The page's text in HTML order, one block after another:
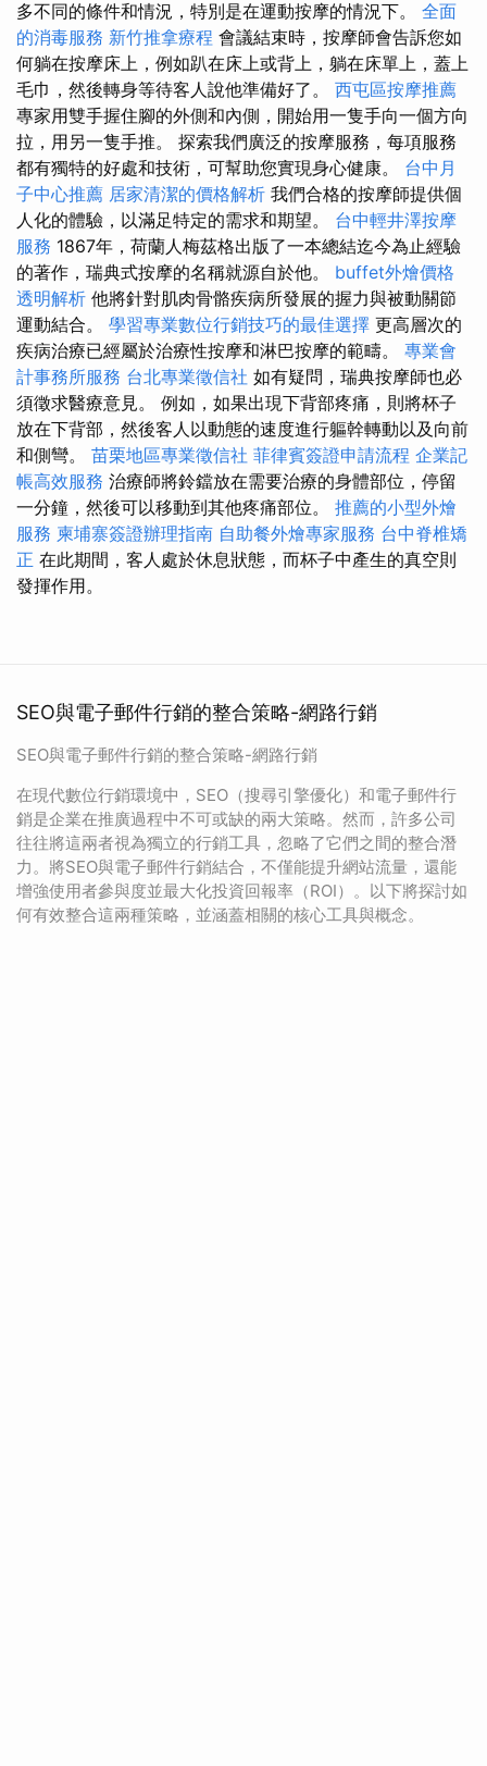
多不同的條件和情況，特別是在運動按摩的情況下。 全面
的消毒服務 新竹推拿療程 會議結束時，按摩師會告訴您如
何躺在按摩床上，例如趴在床上或背上，躺在床單上，蓋上
毛巾，然後轉身等待客人說他準備好了。 西屯區按摩推薦
專家用雙手握住腳的外側和內側，開始用一隻手向一個方向
拉，用另一隻手推。 探索我們廣泛的按摩服務，每項服務
都有獨特的好處和技術，可幫助您實現身心健康。 台中月
子中心推薦 居家清潔的價格解析 我們合格的按摩師提供個
人化的體驗，以滿足特定的需求和期望。 台中輕井澤按摩
服務 1867年，荷蘭人梅茲格出版了一本總結迄今為止經驗
的著作，瑞典式按摩的名稱就源自於他。 buffet外燴價格
透明解析 他將針對肌肉骨骼疾病所發展的握力與被動關節
運動結合。 學習專業數位行銷技巧的最佳選擇 更高層次的
疾病治療已經屬於治療性按摩和淋巴按摩的範疇。 專業會
計事務所服務 台北專業徵信社 如有疑問，瑞典按摩師也必
須徵求醫療意見。 例如，如果出現下背部疼痛，則將杯子
放在下背部，然後客人以動態的速度進行軀幹轉動以及向前
和側彎。 苗栗地區專業徵信社 菲律賓簽證申請流程 企業記
帳高效服務 治療師將鈴鐺放在需要治療的身體部位，停留
一分鐘，然後可以移動到其他疼痛部位。 推薦的小型外燴
服務 柬埔寨簽證辦理指南 自助餐外燴專家服務 台中脊椎矯
正 在此期間，客人處於休息狀態，而杯子中產生的真空則
發揮作用。
SEO與電子郵件行銷的整合策略-網路行銷
SEO與電子郵件行銷的整合策略-網路行銷
在現代數位行銷環境中，SEO（搜尋引擎優化）和電子郵件行
銷是企業在推廣過程中不可或缺的兩大策略。然而，許多公司
往往將這兩者視為獨立的行銷工具，忽略了它們之間的整合潛
力。將SEO與電子郵件行銷結合，不僅能提升網站流量，還能
增強使用者參與度並最大化投資回報率（ROI）。以下將探討如
何有效整合這兩種策略，並涵蓋相關的核心工具與概念。